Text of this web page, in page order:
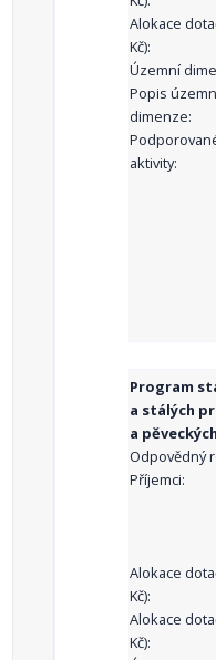
Alokace
Kč):
Územní
Popis
dimenze:
aktivity:
Program
a stálých
a
Odpovědný
Příjemci:
Alokace
Kč):
Alokace
Kč):